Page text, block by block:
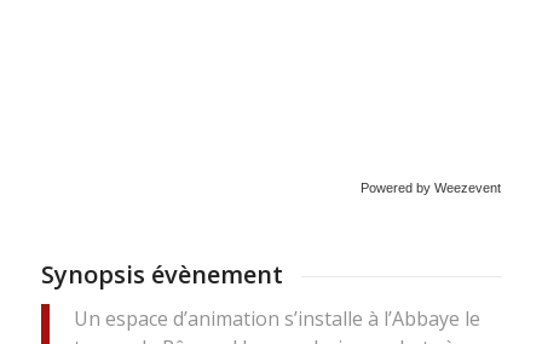
Powered by Weezevent
Synopsis évènement
Un espace d’animation s’installe à l’Abbaye le